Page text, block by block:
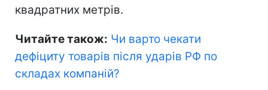
квадратних метрів.
Читайте також: Чи варто чекати
дефіциту товарів після ударів РФ по
складах компаній?